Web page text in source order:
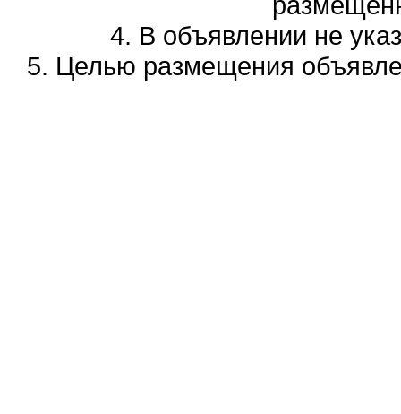
4. В объявлении не
5. Целью размещения